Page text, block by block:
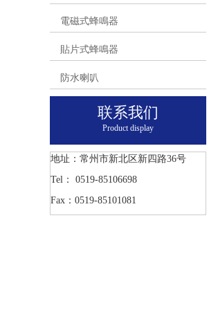
電磁式蜂鳴器
貼片式蜂鳴器
防水喇叭
联系我们
Product display
地址：常州市新北区新四路36号
Tel： 0519-85106698
Fax：0519-85101081